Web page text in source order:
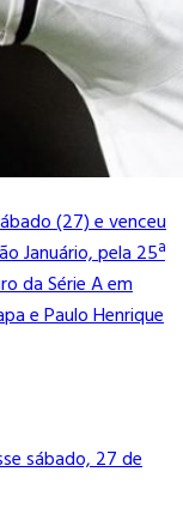
(27) e venceu
Januário, pela 25ª
da Série A em
e Paulo Henrique
sábado, 27 de